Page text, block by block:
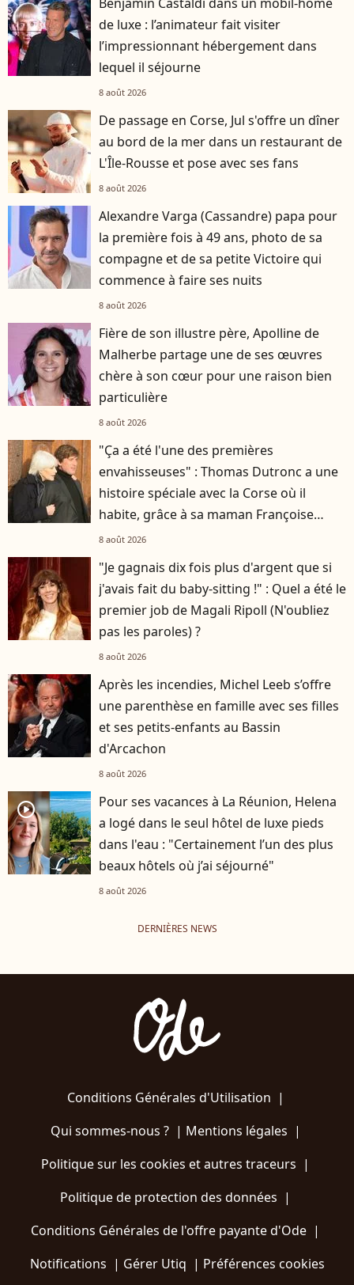
de luxe : l’animateur fait visiter
l’impressionnant hébergement dans
lequel il séjourne
8 août 2026
De passage en Corse, Jul s'offre un dîner
au bord de la mer dans un restaurant de
L'Île-Rousse et pose avec ses fans
8 août 2026
Alexandre Varga (Cassandre) papa pour
la première fois à 49 ans, photo de sa
compagne et de sa petite Victoire qui
commence à faire ses nuits
8 août 2026
Fière de son illustre père, Apolline de
Malherbe partage une de ses œuvres
chère à son cœur pour une raison bien
particulière
8 août 2026
"Ça a été l'une des premières
envahisseuses" : Thomas Dutronc a une
histoire spéciale avec la Corse où il
habite, grâce à sa maman Françoise
Hardy
8 août 2026
"Je gagnais dix fois plus d'argent que si
j'avais fait du baby-sitting !" : Quel a été le
premier job de Magali Ripoll (N'oubliez
pas les paroles) ?
8 août 2026
Après les incendies, Michel Leeb s’offre
une parenthèse en famille avec ses filles
et ses petits-enfants au Bassin
d'Arcachon
8 août 2026
player2
Pour ses vacances à La Réunion, Helena
a logé dans le seul hôtel de luxe pieds
dans l'eau : "Certainement l’un des plus
beaux hôtels où j’ai séjourné"
8 août 2026
DERNIÈRES NEWS
Conditions Générales d'Utilisation |
Qui sommes-nous ?| Mentions légales |
Politique sur les cookies et autres traceurs |
Politique de protection des données |
Conditions Générales de l'offre payante d'Ode |
Notifications | Gérer Utiq | Préférences cookies